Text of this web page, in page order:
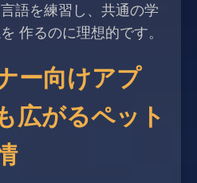
語を練習し、共通の学
作るのに理想的です。
ー向けアプ
広がるペット